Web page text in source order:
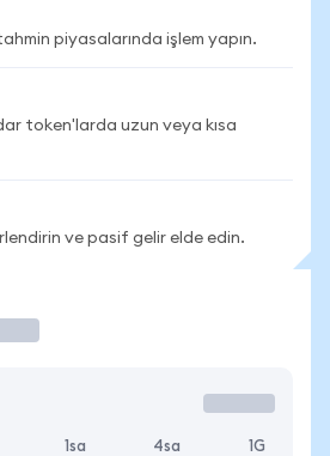
piyasalarında işlem yapın.
token'larda uzun veya kısa
ve pasif gelir elde edin.
1sa 4sa 1G